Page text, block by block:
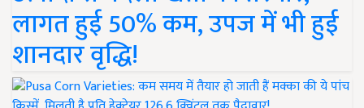
लागत हुई 50% कम, उपज में भी हुई
शानदार वृद्धि!